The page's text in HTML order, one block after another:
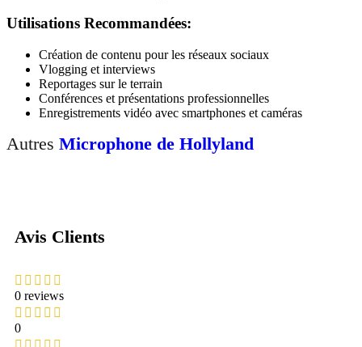
Utilisations Recommandées:
Création de contenu pour les réseaux sociaux
Vlogging et interviews
Reportages sur le terrain
Conférences et présentations professionnelles
Enregistrements vidéo avec smartphones et caméras
Autres Microphone de Hollyland
Avis Clients
0 reviews
0